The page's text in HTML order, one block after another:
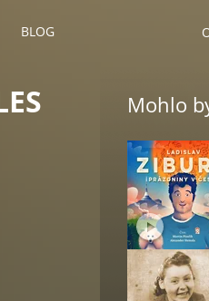
BLOG
Mohlo